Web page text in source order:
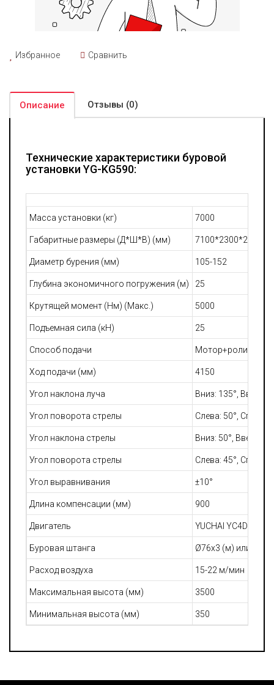
Избранное Сравнить
Описание Отзывы (0)
Технические характеристики буровой
установки YG-KG590:
Масса установки (кг) 7000
Габаритные размеры (Д*Ш*В) (мм) 7100*2300*2700
Диаметр бурения (мм) 105-152
Глубина экономичного погружения (м) 25
Крутящей момент (Нм) (Макс.) 5000
Подъемная сила (кН) 25
Способ подачи Мотор+ролик
Ход подачи (мм) 4150
Угол наклона луча Вниз: 135°, Вверх:
Угол поворота стрелы Слева: 50°, Справа:
Угол наклона стрелы Вниз: 50°, Вверх:
Угол поворота стрелы Слева: 45°, Справа:
Угол выравнивания ±10°
Длина компенсации (мм) 900
Двигатель YUCHAI
Буровая штанга Ø76x3 (м) или
Расход воздуха 15-22 м/мин
Максимальная высота (мм) 3500
Минимальная высота (мм) 350